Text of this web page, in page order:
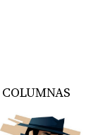
COLUMNAS